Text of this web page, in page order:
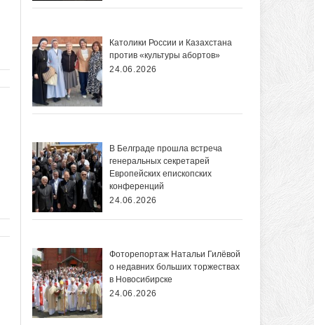
Католики России и Казахстана
против «культуры абортов»
24.06.2026
В Белграде прошла встреча
генеральных секретарей
Европейских епископских
конференций
24.06.2026
Фоторепортаж Натальи Гилёвой
о недавних больших торжествах
в Новосибирске
24.06.2026